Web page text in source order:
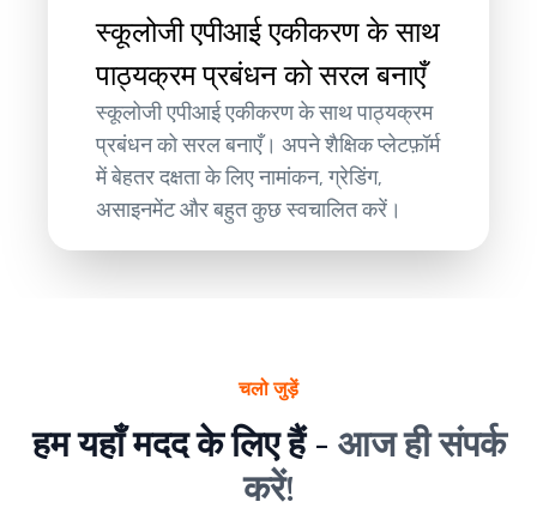
स्कूलोजी एपीआई एकीकरण के साथ
पाठ्यक्रम प्रबंधन को सरल बनाएँ
स्कूलोजी एपीआई एकीकरण के साथ पाठ्यक्रम
प्रबंधन को सरल बनाएँ। अपने शैक्षिक प्लेटफ़ॉर्म
में बेहतर दक्षता के लिए नामांकन, ग्रेडिंग,
असाइनमेंट और बहुत कुछ स्वचालित करें।
चलो जुड़ें
हम यहाँ मदद के लिए हैं - आज ही संपर्क
करें!